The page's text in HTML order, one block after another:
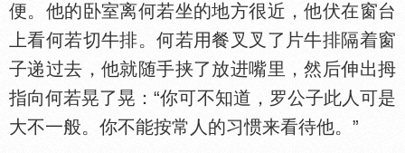
便。他的卧室离何若坐的地方很近，他伏在窗台
上看何若切牛排。何若用餐叉叉了片牛排隔着窗
子递过去，他就随手挟了放进嘴里，然后伸出拇
指向何若晃了晃：“你可不知道，罗公子此人可是
大不一般。你不能按常人的习惯来看待他。”